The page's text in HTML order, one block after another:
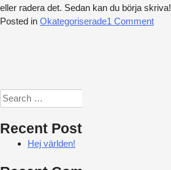
eller radera det. Sedan kan du börja skriva!
Posted in Okategoriserade1 Commenton
Search
for:
Recent Posts
Hej världen!
About us